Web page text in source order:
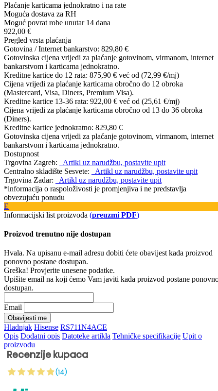
Plaćanje karticama jednokratno i na rate
Moguća dostava za RH
Moguć povrat robe unutar 14 dana
922,00 €
Pregled vrsta plaćanja
Gotovina / Internet bankarstvo: 829,80 €
Gotovinska cijena vrijedi za plaćanje gotovinom, virmanom, internet
bankarstvom i karticama jednokratno.
Kreditne kartice do 12 rata: 875,90 € već od (72,99 €/mj)
Cijena vrijedi za plaćanje karticama obročno do 12 obroka
(Mastercard, Visa, Diners, Premium Visa).
Kreditne kartice 13-36 rata: 922,00 € već od (25,61 €/mj)
Cijena vrijedi za plaćanje karticama obročno od 13 do 36 obroka
(Diners).
Kreditne kartice jednokratno: 829,80 €
Gotovinska cijena vrijedi za plaćanje gotovinom, virmanom, internet
bankarstvom i karticama jednokratno.
Dostupnost
Trgovina Zagreb:
Artikl uz narudžbu, postavite upit
Centralno skladište Sesvete:
Artikl uz narudžbu, postavite upit
Trgovina Zadar:
Artikl uz narudžbu, postavite upit
*informacija o raspoloživosti je promjenjiva i ne predstavlja
obvezujuću ponudu
E
Informacijski list proizvoda (preuzmi PDF)
Proizvod trenutno nije dostupan
Hvala. Na upisanu e-mail adresu dobiti ćete obavijest kada proizvod
ponovno postane dostupan.
Greška! Provjerite unesene podatke.
Upišite email na koji ćemo Vam javiti kada proizvod postane
dostupan.
Email
Obavijesti me
Hladnjak Hisense RS711N4ACE
Opis Dodatni opis Datoteke artikla Tehničke specifikacije Upit o
proizvodu
Recenzije kupaca
(14)